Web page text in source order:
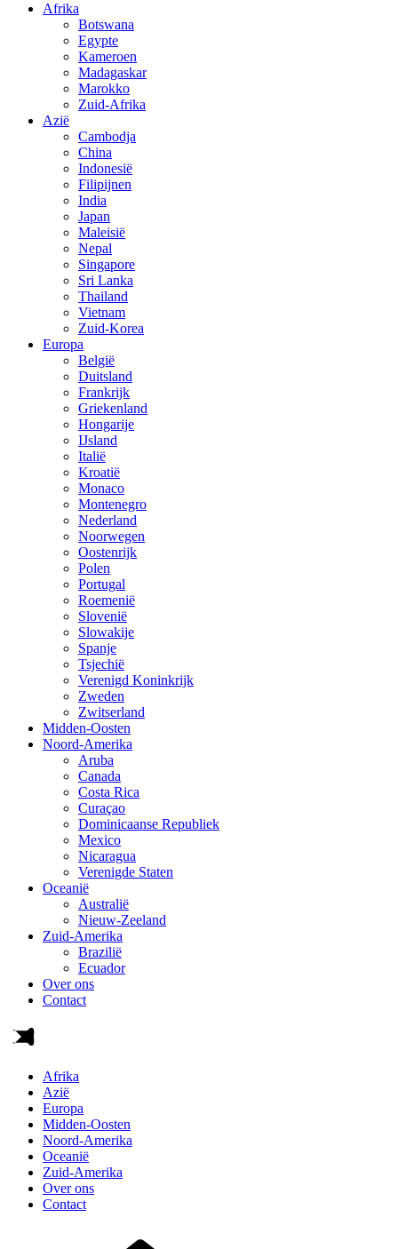
Afrika
Botswana
Egypte
Kameroen
Madagaskar
Marokko
Zuid-Afrika
Azië
Cambodja
China
Indonesië
Filipijnen
India
Japan
Maleisië
Nepal
Singapore
Sri Lanka
Thailand
Vietnam
Zuid-Korea
Europa
België
Duitsland
Frankrijk
Griekenland
Hongarije
IJsland
Italië
Kroatië
Monaco
Montenegro
Nederland
Noorwegen
Oostenrijk
Polen
Portugal
Roemenië
Slovenië
Slowakije
Spanje
Tsjechië
Verenigd Koninkrijk
Zweden
Zwitserland
Midden-Oosten
Noord-Amerika
Aruba
Canada
Costa Rica
Curaçao
Dominicaanse Republiek
Mexico
Nicaragua
Verenigde Staten
Oceanië
Australië
Nieuw-Zeeland
Zuid-Amerika
Brazilië
Ecuador
Over ons
Contact
Afrika
Azië
Europa
Midden-Oosten
Noord-Amerika
Oceanië
Zuid-Amerika
Over ons
Contact